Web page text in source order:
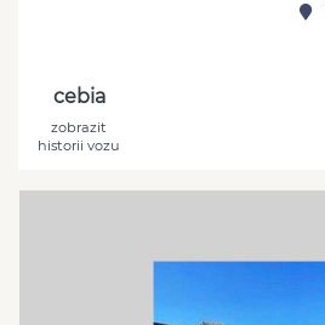
cebia
zobrazit
historii vozu